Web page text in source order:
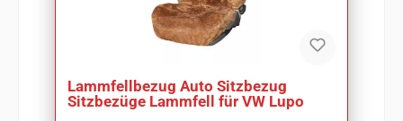
Lammfellbezug Auto Sitzbezug
Sitzbezüge Lammfell für VW Lupo